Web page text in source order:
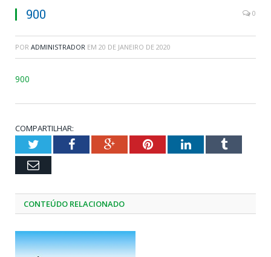
900 0
POR ADMINISTRADOR EM 20 DE JANEIRO DE 2020
900
COMPARTILHAR:
TwitterFacebookGoogle+PinterestLinkedInTumblr
Email
CONTEÚDO RELACIONADO